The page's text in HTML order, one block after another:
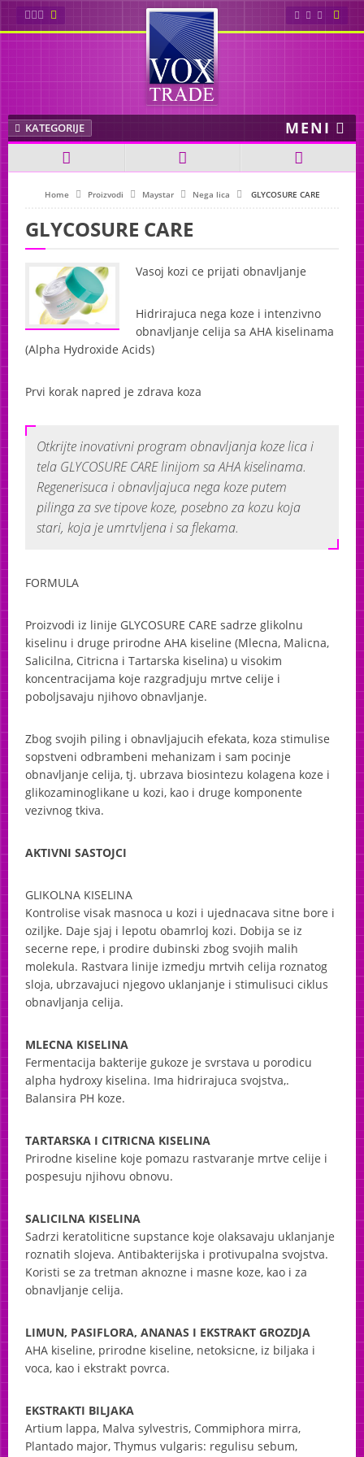
Soltron
AliSun
Ionto Comed
Maystar
Nega lica
SYNERGY LIFT EXCELLENCE
GLYCOSURE CARE
WHITENING CARE
MAYSTAR bioloski kompleksi
BIOLOSKI KOMPLEKSI za posvetljivanje koze
HIJALURON BIOLOSKI KOMPLEKS
MAYSTAR voskovi za depilaciju
Etoile
MENI
KATEGORIJE
Home Proizvodi Maystar Nega lica GLYCOSURE CARE
GLYCOSURE CARE
Vasoj kozi ce prijati obnavljanje
Hidrirajuca nega koze i intenzivno
obnavljanje celija sa AHAkiselinama
(Alpha Hydroxide Acids)
Prvi korak napred je zdrava koza
Otkrijte inovativni program obnavljanja koze lica i
tela GLYCOSURE CARElinijom saAHAkiselinama.
Regenerisuca i obnavljajuca nega koze putem
pilinga za sve tipove koze, posebno za kozu koja
stari, koja je umrtvljena i sa flekama.
FORMULA
Proizvodi iz linije GLYCOSURE CARE sadrze glikolnu
kiselinu i druge prirodne AHA kiseline (Mlecna, Malicna,
Salicilna, Citricna i Tartarska kiselina) u visokim
koncentracijama koje razgradjuju mrtve celije i
poboljsavaju njihovo obnavljanje.
Zbog svojih piling i obnavljajucih efekata, koza stimulise
sopstveni odbrambeni mehanizam i sam pocinje
obnavljanje celija, tj. ubrzava biosintezu kolagena koze i
glikozaminoglikane u kozi, kao i druge komponente
vezivnog tkiva.
AKTIVNI SASTOJCI
GLIKOLNA KISELINA
Kontrolise visak masnoca u kozi i ujednacava sitne bore i
oziljke. Daje sjaj i lepotu obamrloj kozi. Dobija se iz
secerne repe, i prodire dubinski zbog svojih malih
molekula. Rastvara linije izmedju mrtvih celija roznatog
sloja, ubrzavajuci njegovo uklanjanje i stimulisuci ciklus
obnavljanja celija.
MLECNA KISELINA
Fermentacija bakterije gukoze je svrstava u porodicu
alpha hydroxy kiselina. Ima hidrirajuca svojstva,.
Balansira PH koze.
TARTARSKA I CITRICNA KISELINA
Prirodne kiseline koje pomazu rastvaranje mrtve celije i
pospesuju njihovu obnovu.
SALICILNA KISELINA
Sadrzi keratoliticne supstance koje olaksavaju uklanjanje
roznatih slojeva. Antibakterijska i protivupalna svojstva.
Koristi se za tretman aknozne i masne koze, kao i za
obnavljanje celija.
LIMUN, PASIFLORA, ANANAS I EKSTRAKT GROZDJA
AHA kiseline, prirodne kiseline, netoksicne, iz biljaka i
voca, kao i ekstrakt povrca.
EKSTRAKTI BILJAKA
Artium lappa, Malva sylvestris, Commiphora mirra,
Plantado major, Thymus vulgaris: regulisu sebum,